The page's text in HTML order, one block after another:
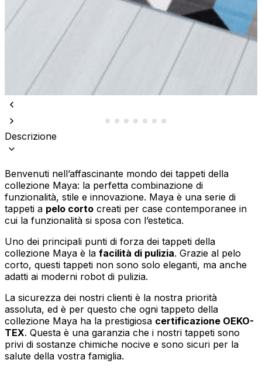
Descrizione
Benvenuti nell’affascinante mondo dei tappeti della
collezione Maya: la perfetta combinazione di
funzionalità, stile e innovazione. Maya è una serie di
tappeti a pelo corto creati per case contemporanee in
cui la funzionalità si sposa con l’estetica.
Uno dei principali punti di forza dei tappeti della
collezione Maya è la facilità di pulizia. Grazie al pelo
corto, questi tappeti non sono solo eleganti, ma anche
adatti ai moderni robot di pulizia.
La sicurezza dei nostri clienti è la nostra priorità
assoluta, ed è per questo che ogni tappeto della
collezione Maya ha la prestigiosa certificazione OEKO-
TEX. Questa è una garanzia che i nostri tappeti sono
privi di sostanze chimiche nocive e sono sicuri per la
salute della vostra famiglia.